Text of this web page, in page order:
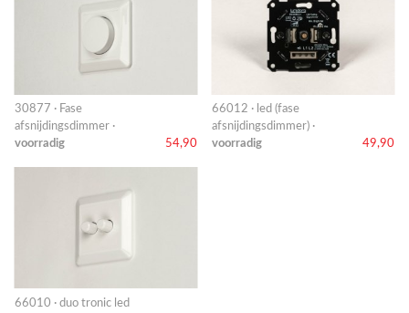
30877 · Fase
afsnijdingsdimmer ·
voorradig
54,90
66012 · led (fase
afsnijdingsdimmer) ·
voorradig
49,90
66010 · duo tronic led